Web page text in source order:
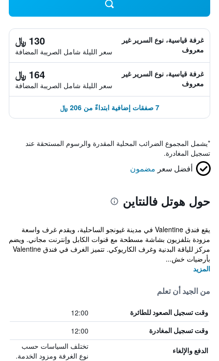
غرفة قياسية، نوع السرير غير
معروف
130 ﷼
سعر الليلة شامل الصريبة المضافة
غرفة قياسية، نوع السرير غير
معروف
164 ﷼
سعر الليلة شامل الصريبة المضافة
7 صفقات إضافية ابتداءً من 206 ﷼
*يشمل المجموع الضرائب المحلية المقدرة والرسوم المستحقة عند
تسجيل المغادرة.
أفضل سعر مضمون
حول هوتل فالنتاين
يقع فندق Valentine في مدينة غيونجو الساحلية، ويقدم غرف واسعة
مزودة بتلفزيون بشاشة مسطحة مع قنوات الكابل وإنترنت مجاني. ويضم
مركز للياقة البدنية وغرف الكاريوكي. تتميز الغرف في فندق Valentine
بأرضيات خش...
المزيد
من الجيد أن تعلم
وقت تسجيل الصعود للطائرة 12:00
وقت تسجيل المغادرة 12:00
الدفع والإلغاء
تختلف السياسات حسب
نوع الغرفة ومزود الخدمة.